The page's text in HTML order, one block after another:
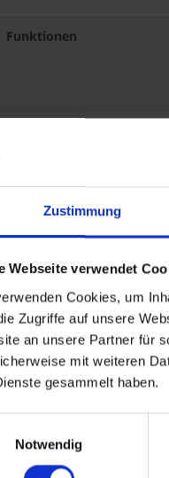
Zustimmung
Webseite verwendet
Cookies, um
Zugriffe auf unsere
an unsere Partner für
mit weiteren
gesammelt haben.
Notwendig
Funktionen
Produkttyp
Kompositionen
Hauptmaterial